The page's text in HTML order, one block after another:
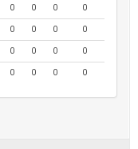
0 0 0
0
0 0 0
0
0 0 0
0
0 0 0 0